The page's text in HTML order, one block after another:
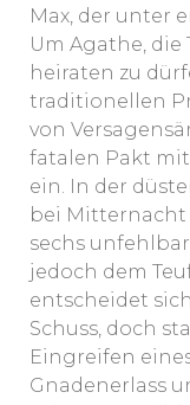
Max, der unter
Um Agathe, die
heiraten zu
traditionellen
von
fatalen Pakt
ein. In der
bei Mitternacht
sechs
jedoch dem
entscheidet
Schuss, doch
Eingreifen
Gnadenerlass